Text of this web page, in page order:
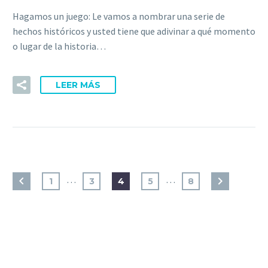
Hagamos un juego: Le vamos a nombrar una serie de
hechos históricos y usted tiene que adivinar a qué momento
o lugar de la historia…
LEER MÁS
1 … 3 4 5 … 8